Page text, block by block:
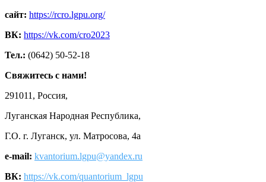
сайт: https://rcro.lgpu.org/
ВК: https://vk.com/cro2023
Тел.: (0642) 50-52-18
Свяжитесь с нами!
291011, Россия,
Луганская Народная Республика,
Г.О. г. Луганск, ул. Матросова, 4а
e-mail: kvantorium.lgpu@yandex.ru
ВК: https://vk.com/quantorium_lgpu